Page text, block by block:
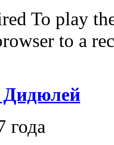
To play
to a
года